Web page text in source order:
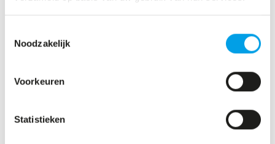
Noodzakelijk
Voorkeuren
Statistieken
Blessure- herstel/preventie